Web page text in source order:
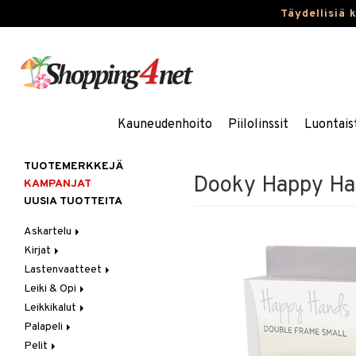
Täydellisiä
Kauneudenhoito Piilolinssit
Dooky Happy
TUOTEMERKKEJÄ
KAMPANJAT
UUSIA TUOTTEITA
Askartelu
Askartelumateriaalit
Askartelusetti
Helmet
Koulutarvikkeet
Muovailuvaha
Piirrä ja maalaa
Kirjat
Askartelukirjat
Maalauskirjat
Päiväkirjat
Lastenvaatteet
Alaosat
Leggingsit
Alusvaatteet & Sukat
Kengät
Mekot
Leiki & Opi
Opetuslelut
Oppimispelit
Soittimet
Leikkikalut
Ajoneuvot
Autoradat
Eläimet
Palapeli
1000 palaa
Pelit